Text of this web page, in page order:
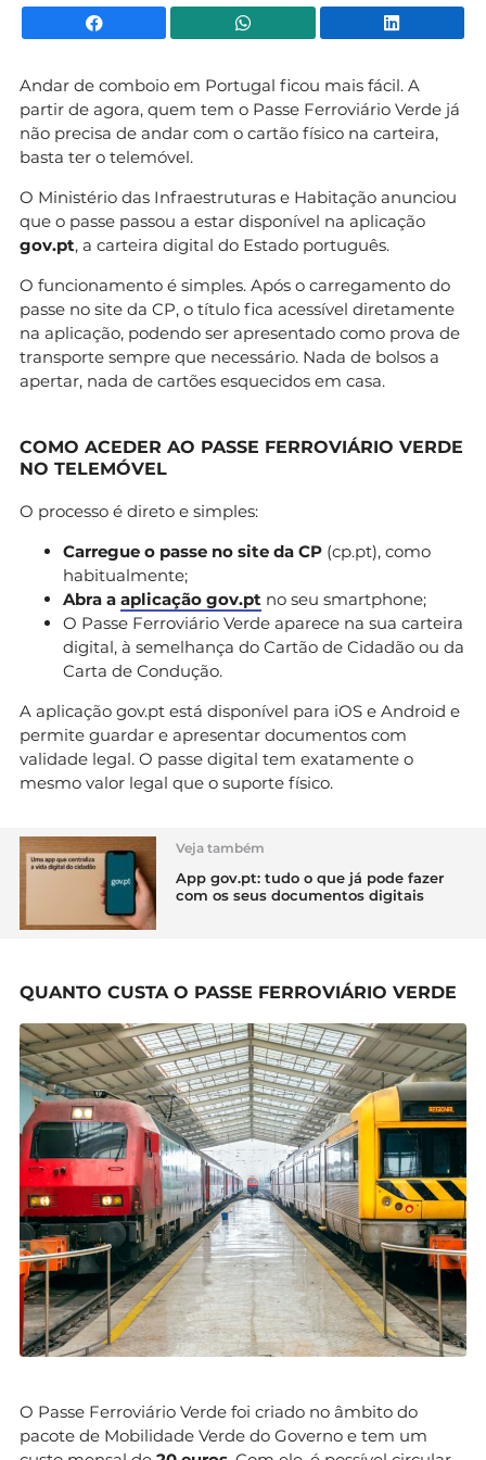
Facebook WhatsApp
Andar de comboio em Portugal ficou mais fácil. A
partir de agora, quem tem o Passe Ferroviário Verde já
não precisa de andar com o cartão físico na carteira,
basta ter o telemóvel.
O Ministério das Infraestruturas e Habitação anunciou
que o passe passou a estar disponível na aplicação
gov.pt, a carteira digital do Estado português.
O funcionamento é simples. Após o carregamento do
passe no site da CP, o título fica acessível diretamente
na aplicação, podendo ser apresentado como prova de
transporte sempre que necessário. Nada de bolsos a
apertar, nada de cartões esquecidos em casa.
COMO ACEDER AO PASSE FERROVIÁRIO VERDE
NO TELEMÓVEL
O processo é direto e simples:
Carregue o passe no site da CP (cp.pt), como
habitualmente;
Abra a aplicação gov.pt no seu smartphone;
O Passe Ferroviário Verde aparece na sua carteira
digital, à semelhança do Cartão de Cidadão ou da
Carta de Condução.
A aplicação gov.pt está disponível para iOS e Android e
permite guardar e apresentar documentos com
validade legal. O passe digital tem exatamente o
mesmo valor legal que o suporte físico.
Veja também
App gov.pt: tudo o que já pode fazer
com os seus documentos digitais
QUANTO CUSTA O PASSE FERROVIÁRIO VERDE
O Passe Ferroviário Verde foi criado no âmbito do
pacote de Mobilidade Verde do Governo e tem um